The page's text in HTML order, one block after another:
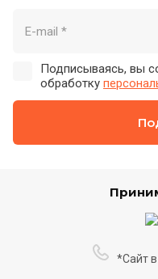
Подписываясь, вы
обработку
*Сайт